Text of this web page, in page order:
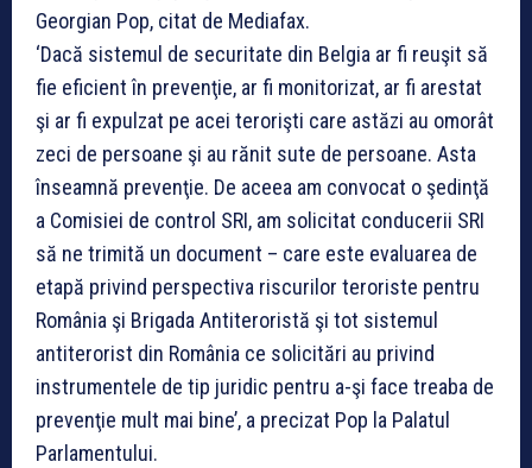
Georgian Pop, citat de Mediafax.
‘Dacă sistemul de securitate din Belgia ar fi reuşit să
fie eficient în prevenţie, ar fi monitorizat, ar fi arestat
şi ar fi expulzat pe acei terorişti care astăzi au omorât
zeci de persoane şi au rănit sute de persoane. Asta
înseamnă prevenţie. De aceea am convocat o şedinţă
a Comisiei de control SRI, am solicitat conducerii SRI
să ne trimită un document – care este evaluarea de
etapă privind perspectiva riscurilor teroriste pentru
România şi Brigada Antiteroristă şi tot sistemul
antiterorist din România ce solicitări au privind
instrumentele de tip juridic pentru a-şi face treaba de
prevenţie mult mai bine’, a precizat Pop la Palatul
Parlamentului.